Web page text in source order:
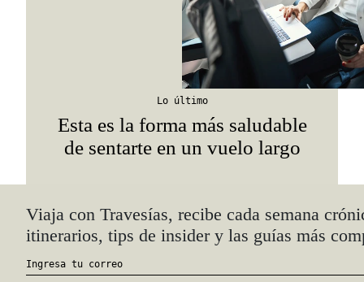
Lo último
Esta es la forma más saludable
de sentarte en un vuelo largo